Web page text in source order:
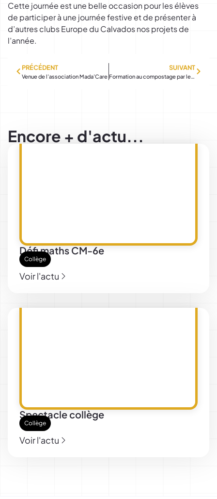
Cette journée est une belle occasion pour les élèves
de participer à une journée festive et de présenter à
d’autres clubs Europe du Calvados nos projets de
l’année.
PRÉCÉDENT
Venue de l’association Mada’Care
SUIVANT
Formation au compostage par le Syvedac de Colombelles
Encore + d'actu...
Défi maths CM-6e
Collège
Voir l'actu
Spectacle collège
Collège
Voir l'actu